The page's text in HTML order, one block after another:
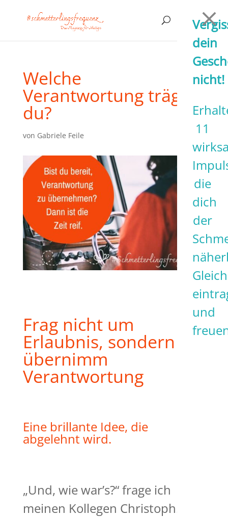
Welche
Verantwortung trägst
du?
von Gabriele Feile
Frag nicht um
Erlaubnis, sondern
übernimm
Verantwortung
Eine brillante Idee, die
abgelehnt wird.
„Und, wie war’s?“ frage ich
meinen Kollegen Christoph. Er
dein
nicht!
11
die
dich
der
Gleich
und